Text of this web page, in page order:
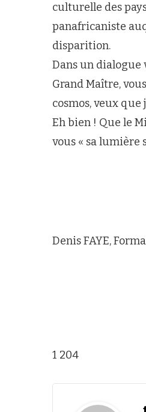
culturelle des
panafricaniste
disparition.
Dans un
Grand Maître,
cosmos, veux que
Eh bien ! Que le
vous « sa lumière
Denis FAYE,
1 204